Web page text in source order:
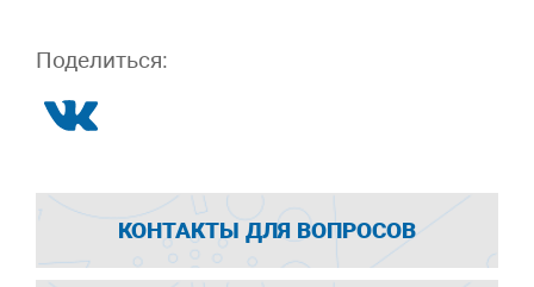
Поделиться:
КОНТАКТЫ ДЛЯ ВОПРОСОВ